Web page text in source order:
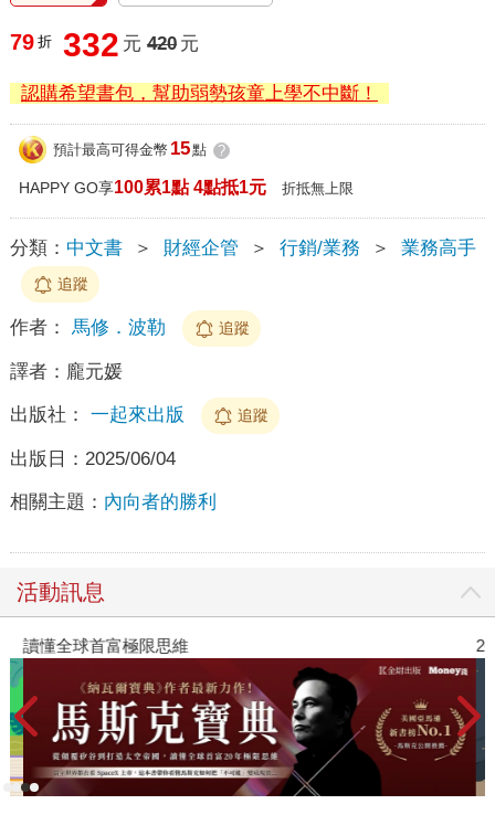
79 折 332 元 420 元
認購希望書包，幫助弱勢孩童上學不中斷！
預計最高可得金幣 15點 ?
HAPPY GO享100累1點 4點抵1元 折抵無上限
分類： 中文書 ＞ 財經企管 ＞ 行銷/業務 ＞ 業務高手
追蹤
作者： 馬修．波勒 追蹤
譯者： 龐元媛
出版社： 一起來出版 追蹤
出版日： 2025/06/04
相關主題： 內向者的勝利
活動訊息
讀懂全球首富極限思維